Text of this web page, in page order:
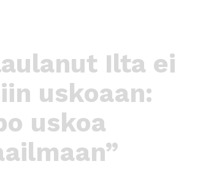
Ilta ei
uskoaan:
uskoa